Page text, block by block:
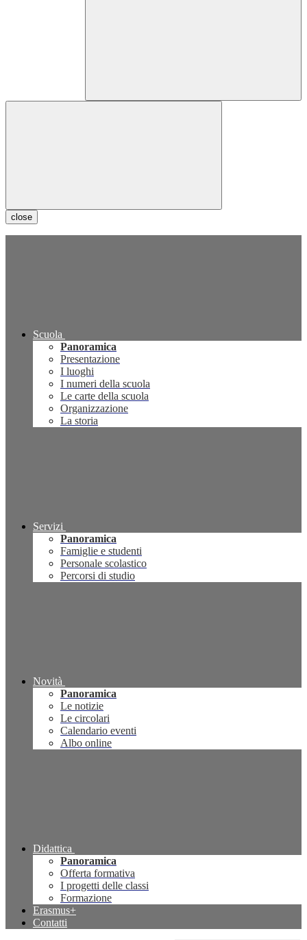
close
Scuola
Panoramica
Presentazione
I luoghi
I numeri della scuola
Le carte della scuola
Organizzazione
La storia
Servizi
Panoramica
Famiglie e studenti
Personale scolastico
Percorsi di studio
Novità
Panoramica
Le notizie
Le circolari
Calendario eventi
Albo online
Didattica
Panoramica
Offerta formativa
I progetti delle classi
Formazione
Erasmus+
Contatti